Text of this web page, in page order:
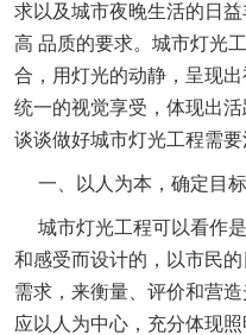
求以及城市夜晚生活的日
高 品质的要求。城市灯光
合，用灯光的动静，呈现
统一的视觉享受，体现出
谈谈做好城市灯光工程需要
一、以人为本，确定目标
城市灯光工程可以看作
和感受而设计的，以市民
需求，来衡量、评价和营
应以人为中心，充分体现